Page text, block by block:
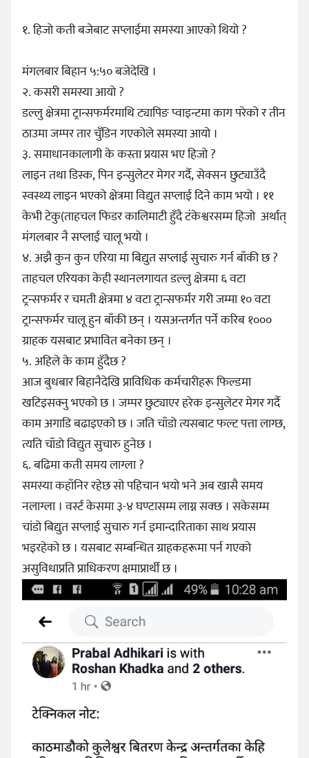
१. हिजो कती बजेबाट सप्लाईमा समस्या आएको थियो ?
मंगलबार बिहान ५:५० बजेदेखि ।
२. कसरी समस्या आयो ?
डल्लु क्षेत्रमा ट्रान्सफर्मरमाथि ट्यापिङ प्वाइन्टमा काग परेको र तीन
ठाउमा जम्पर तार चुँडिन गएकोले समस्या आयो ।
३. समाधानकालागी के कस्ता प्रयास भए हिजो ?
लाइन तथा डिस्क, पिन इन्सुलेटर मेगर गर्दै, सेक्सन छुट्याउँदै
स्वस्थ्य लाइन भएको क्षेत्रमा विद्युत सप्लाई दिने काम भयो । ११
केभी टेकु(ताहचल फिडर कालिमाटी हुँदै टंकेश्वरसम्म हिजो अर्थात्
मंगलबार नै सप्लाई चालू भयो ।
४. अझै कुन कुन एरिया मा बिद्युत सप्लाई सुचारु गर्न बाँकी छ ?
ताहचल एरियका केही स्थानलगायत डल्लु क्षेत्रमा ६ वटा
ट्रन्सफर्मर र चमती क्षेत्रमा ४ वटा ट्रान्सफर्मर गरी जम्मा १० वटा
ट्रान्सफर्मर चालू हुन बाँकी छन् । यसअन्तर्गत पर्ने करिब १०००
ग्राहक यसबाट प्रभावित बनेका छन् ।
५. अहिले के काम हुँदैछ ?
आज बुधबार बिहानैदेखि प्राविधिक कर्मचारीहरू फिल्डमा
खटिइसक्नु भएको छ । जम्पर छुट्याएर हरेक इन्सुलेटर मेगर गर्दै
काम अगाडि बढाइएको छ । जति चाँडो त्यसबाट फल्ट पत्ता लाग्छ,
त्यति चाँडो विद्युत सुचारु हुनेछ ।
६. बढिमा कती समय लाग्ला ?
समस्या कहाँनिर रहेछ सो पहिचान भयो भने अब खासै समय
नलाग्ला । वर्स्ट केसमा ३-४ घण्टासम्म लाग्न सक्छ । सकेसम्म
चांडो बिद्युत सप्लाई सुचारु गर्न इमान्दारिताका साथ प्रयास
भइरहेको छ । यसबाट सम्बन्धित ग्राहकहरूमा पर्न गएको
असुविधाप्रति प्राधिकरण क्षमाप्रार्थी छ ।